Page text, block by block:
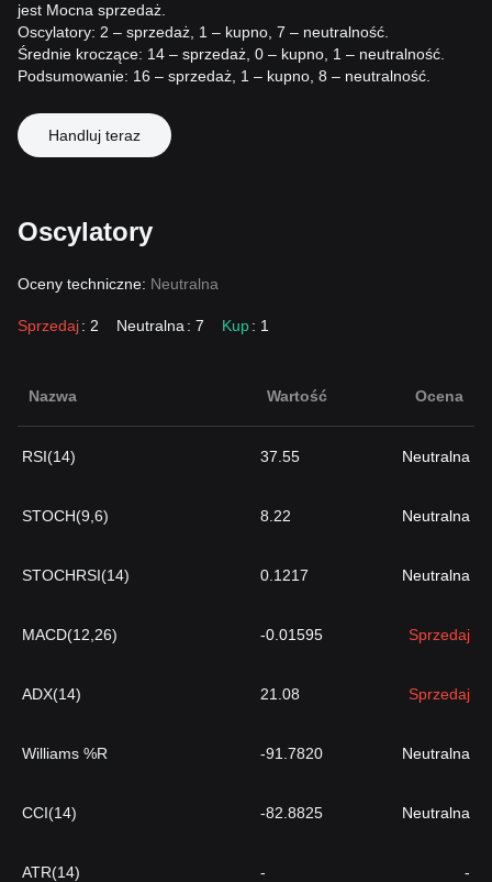
jest Mocna sprzedaż.
Oscylatory: 2 – sprzedaż, 1 – kupno, 7 – neutralność.
Średnie kroczące: 14 – sprzedaż, 0 – kupno, 1 – neutralność.
Podsumowanie: 16 – sprzedaż, 1 – kupno, 8 – neutralność.
Handluj teraz
Oscylatory
Oceny techniczne: Neutralna
Sprzedaj: 2 Neutralna : 7 Kup: 1
Nazwa Wartość Ocena
RSI(14) 37.55 Neutralna
STOCH(9,6) 8.22 Neutralna
STOCHRSI(14) 0.1217 Neutralna
MACD(12,26) -0.01595 Sprzedaj
ADX(14) 21.08 Sprzedaj
Williams %R -91.7820 Neutralna
CCI(14) -82.8825 Neutralna
ATR(14) - -